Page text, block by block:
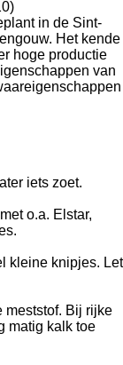
in de Sint-
Het kende
hoge productie
van
iets zoet.
o.a. Elstar,
kleine knipjes. Let
meststof. Bij rijke
matig kalk toe